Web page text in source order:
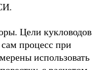
Цели кукловодов
процесс при
использовать